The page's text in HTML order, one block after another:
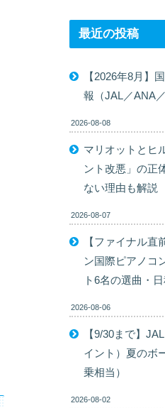
最近の投稿
【2026年8月】
報（JAL／ANA
2026-08-08
マリオットとヒ
ント改悪」の正
ない理由も解説
2026-08-07
【ファイナル直
ン国際ピアノコ
ト6名の選曲・
2026-08-06
【9/30まで】
イント）夏のボ
乗相当）
2026-08-02